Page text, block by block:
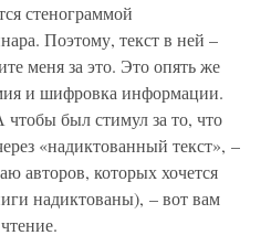
стенограммой
Поэтому, текст в ней –
меня за это. Это опять же
и шифровка информации.
чтобы был стимул за то, что
«надиктованный текст», –
авторов, которых хочется
надиктованы), – вот вам